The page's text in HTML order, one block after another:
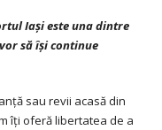
Iași este una dintre
să își continue
sau revii acasă din
îți oferă libertatea de a